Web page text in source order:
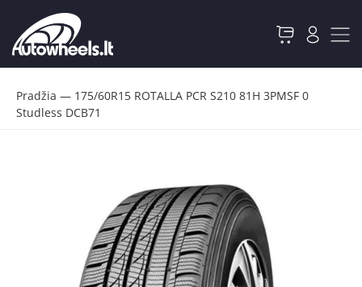
Pradžia — 175/60R15 ROTALLA PCR S210 81H 3PMSF 0
Studless DCB71